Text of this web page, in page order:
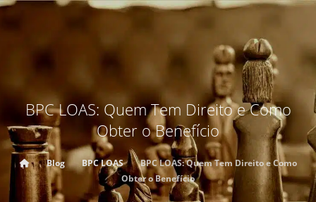
BPC LOAS: Quem Tem Direito e Como
Obter o Benefício
Blog BPC LOAS
BPC LOAS: Quem Tem Direito e Como
Obter o Benefício